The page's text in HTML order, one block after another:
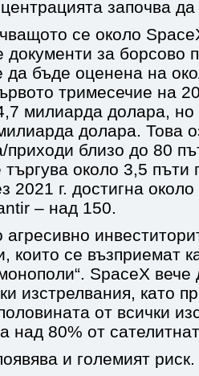
започва
се около
за борсово
да бъде оценена на
тримесечие на
милиарда долара, но
долара. Това
близо до 80
около 3,5
2021 г. достигна
– над 150.
агресивно
които се възприемат
SpaceX
изстрелвания, като
от всички
над 80% от
и големият риск.